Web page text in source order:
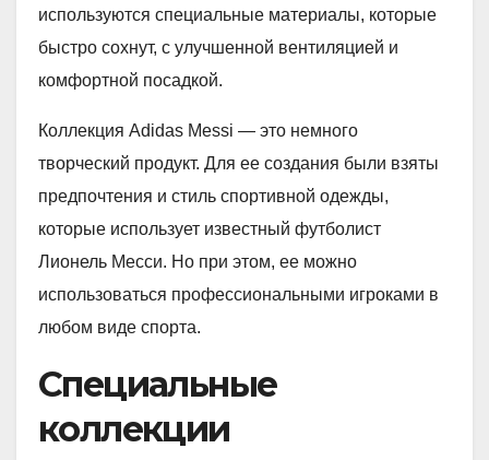
используются специальные материалы, которые
быстро сохнут, с улучшенной вентиляцией и
комфортной посадкой.
Коллекция Adidas Messi — это немного
творческий продукт. Для ее создания были взяты
предпочтения и стиль спортивной одежды,
которые использует известный футболист
Лионель Месси. Но при этом, ее можно
использоваться профессиональными игроками в
любом виде спорта.
Специальные
коллекции